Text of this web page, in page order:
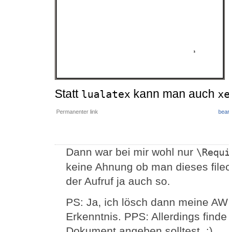
Statt lualatex kann man auch
Permanenter link
Dann war bei mir wohl nur
keine Ahnung ob man dieses
der Aufruf ja auch so.
PS: Ja, ich lösch dann meine
Erkenntnis. PPS: Allerdings